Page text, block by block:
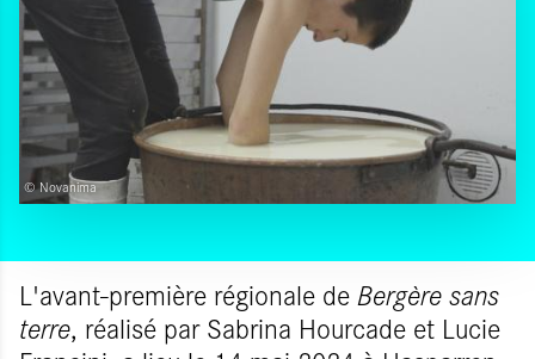
© Novanima
L'avant-première régionale de Bergère sans
terre, réalisé par Sabrina Hourcade et Lucie